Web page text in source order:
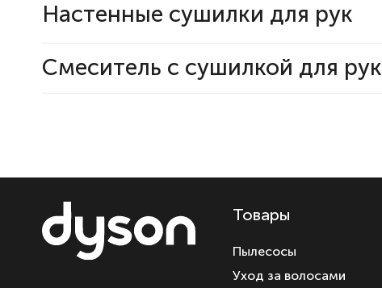
Настенные сушилки для рук
Смеситель с сушилкой для рук
Товары
Пылесосы
Уход за волосами